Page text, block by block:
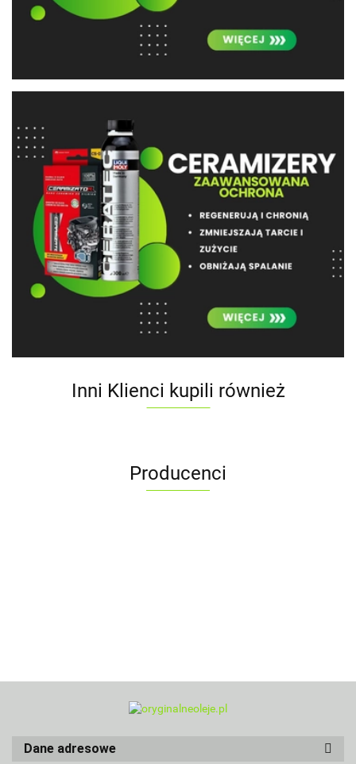
Inni Klienci kupili również
Producenci
Dane adresowe